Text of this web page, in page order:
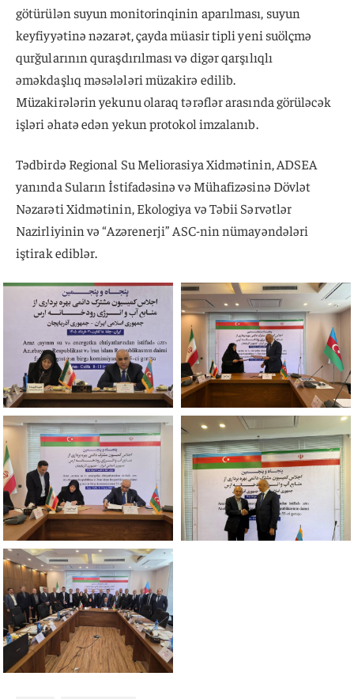
götürülən suyun monitorinqinin aparılması, suyun
keyfiyyətinə nəzarət, çayda müasir tipli yeni suölçmə
qurğularının quraşdırılması və digər qarşılıqlı
əməkdaşlıq məsələləri müzakirə edilib.
Müzakirələrin yekunu olaraq tərəflər arasında görüləcək
işləri əhatə edən yekun protokol imzalanıb.
Tədbirdə Regional Su Meliorasiya Xidmətinin, ADSEA
yanında Suların İstifadəsinə və Mühafizəsinə Dövlət
Nəzarəti Xidmətinin, Ekologiya və Təbii Sərvətlər
Nazirliyinin və “Azərenerji” ASC-nin nümayəndələri
iştirak ediblər.